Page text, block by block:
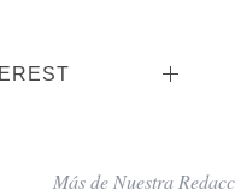
Más de Nuestra